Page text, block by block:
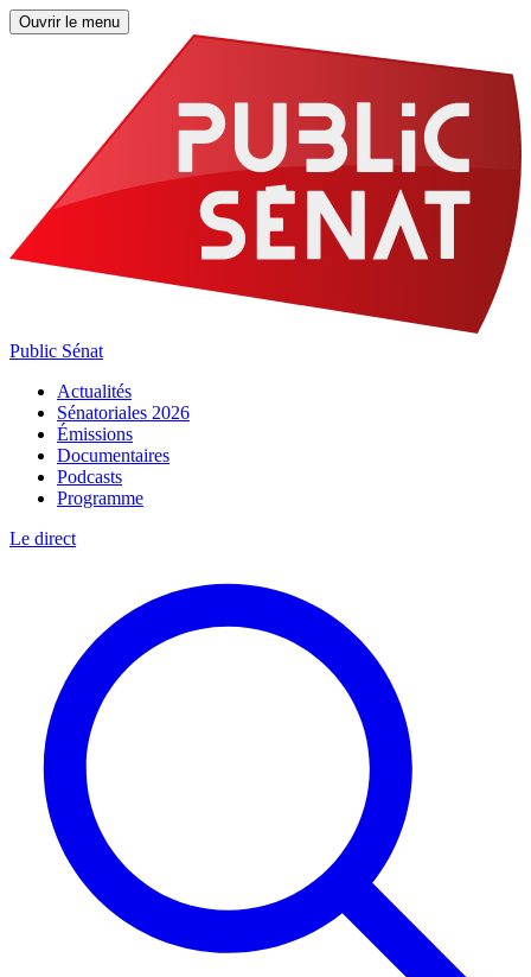
Ouvrir le menu
Public Sénat
Actualités
Sénatoriales 2026
Émissions
Documentaires
Podcasts
Programme
Le direct